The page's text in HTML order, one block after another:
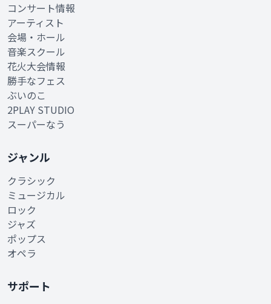
コンサート情報
アーティスト
会場・ホール
音楽スクール
花火大会情報
勝手なフェス
ぶいのこ
2PLAY STUDIO
スーパーなう
ジャンル
クラシック
ミュージカル
ロック
ジャズ
ポップス
オペラ
サポート